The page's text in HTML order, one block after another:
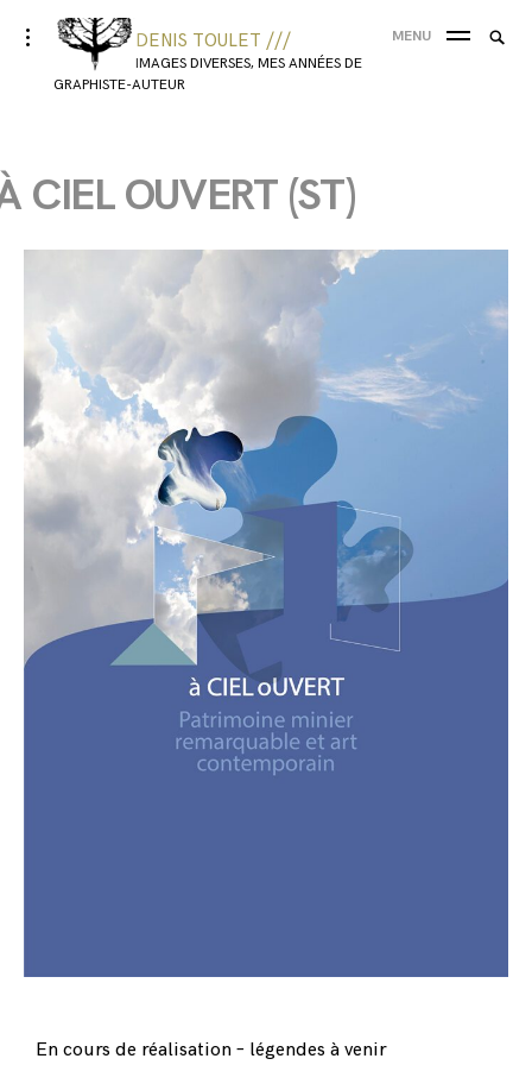
DENIS TOULET ///
IMAGES DIVERSES, MES ANNÉES DE
GRAPHISTE-AUTEUR
MENU
CIEL OUVERT (ST)
En cours de réalisation – légendes à venir